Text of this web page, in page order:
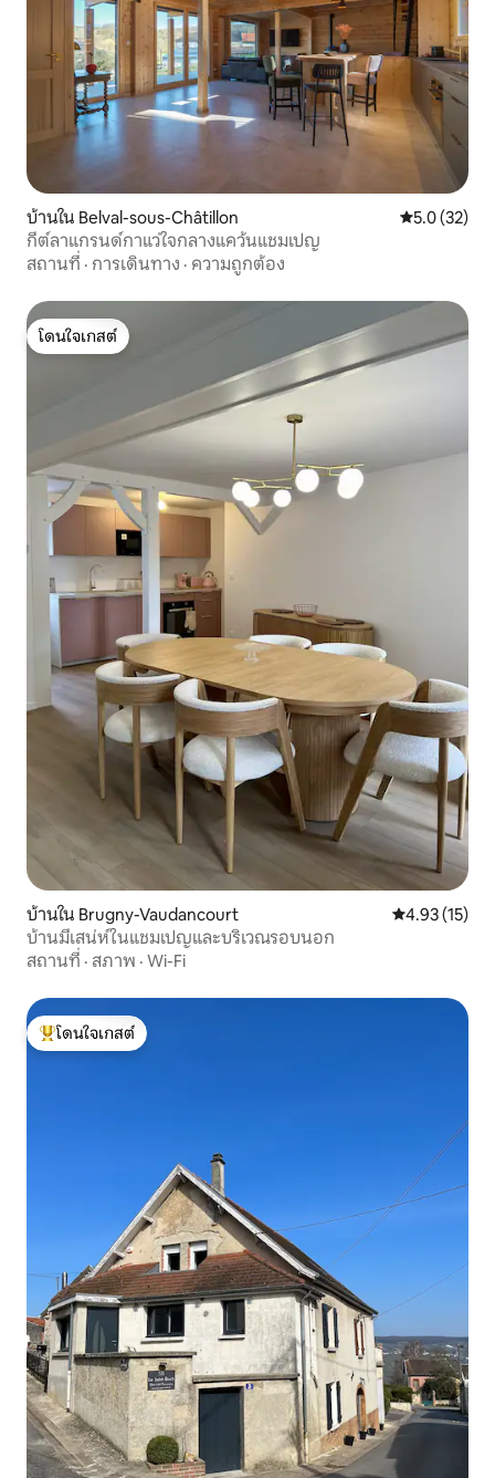
บ้านใน Belval-sous-Châtillon คะแนนเฉลี่ย
5.0 (32)
กีต์ลาแกรนด์กาแว่ใจกลางแคว้นแชมเปญ
สถานที่ · การเดินทาง · ความถูกต้อง
โดนใจเกสต์
โดนใจเกสต์
บ้านใน Brugny-Vaudancourt คะแนนเฉลี่ย
4.93 (15)
บ้านมีเสน่ห์ในแชมเปญและบริเวณรอบนอก
สถานที่ · สภาพ · Wi-Fi
โดนใจเกสต์ที่สุด
โดนใจเกสต์